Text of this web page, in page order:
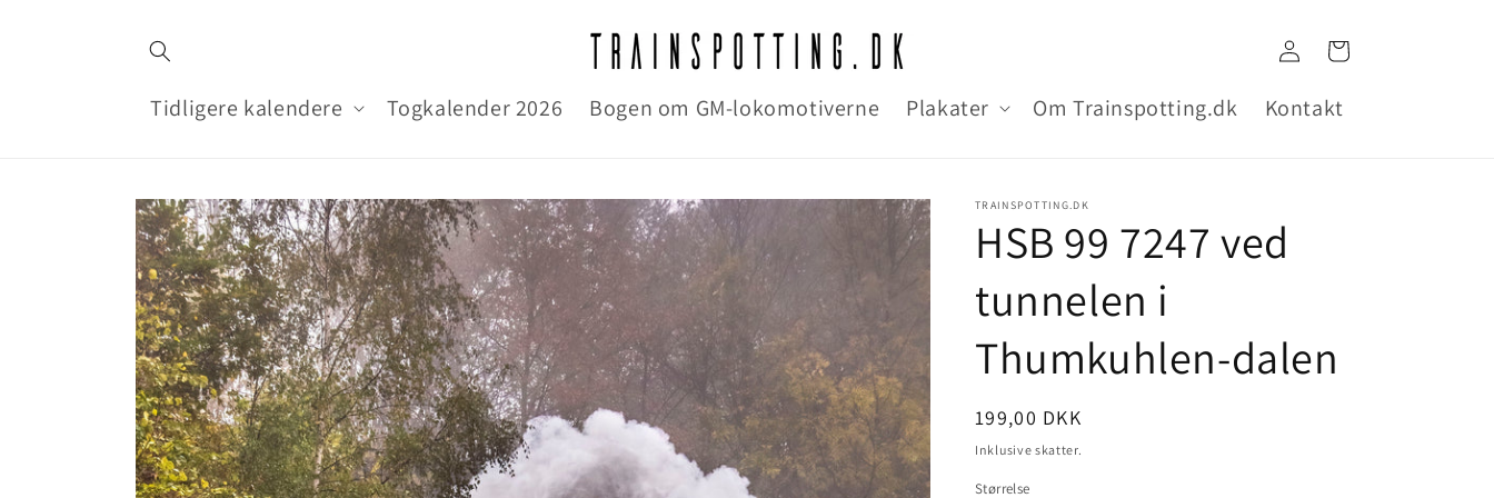
Tidligere kalendere Togkalender 2026 Bogen om GM-lokomotiverne Plakater Om Trainspotting.dk Kontakt
Log
ind
Indkøbskurv
TRAINSPOTTING.DK
HSB 99 7247 ved
tunnelen i
Thumkuhlen-dalen
Normalpris
199,00 DKK
Inklusive skatter.
Størrelse